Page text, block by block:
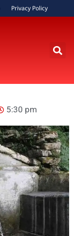
Privacy Policy
5:30 pm